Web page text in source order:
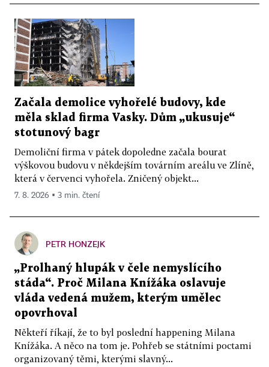
Začala demolice vyhořelé budovy, kde
měla sklad firma Vasky. Dům „ukusuje“
stotunový bagr
Demoliční firma v pátek dopoledne začala bourat
výškovou budovu v někdejším továrním areálu ve Zlíně,
která v červenci vyhořela. Zničený objekt...
7. 8. 2026 ▪ 3 min. čtení
PETR HONZEJK
„Prolhaný hlupák v čele nemyslícího
stáda“. Proč Milana Knížáka oslavuje
vláda vedená mužem, kterým umělec
opovrhoval
Někteří říkají, že to byl poslední happening Milana
Knížáka. A něco na tom je. Pohřeb se státními poctami
organizovaný těmi, kterými slavný...